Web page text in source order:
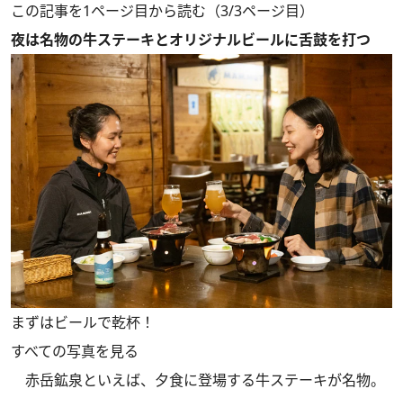
この記事を1ページ目から読む（3/3ページ目）
夜は名物の牛ステーキとオリジナルビールに舌鼓を打つ
まずはビールで乾杯！
すべての写真を見る
赤岳鉱泉といえば、夕食に登場する牛ステーキが名物。